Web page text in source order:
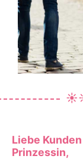
Liebe
Prinzessin,